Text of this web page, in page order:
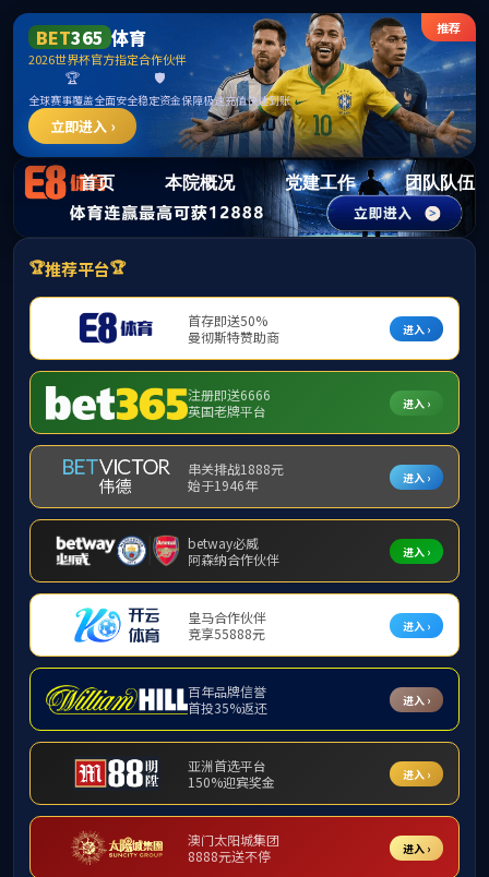
15vip
首页 本院概况 党建工作 团队队伍
员工工作
公示公告
规章制度
团学工作
员工风采
一站式服务
规章制
关于